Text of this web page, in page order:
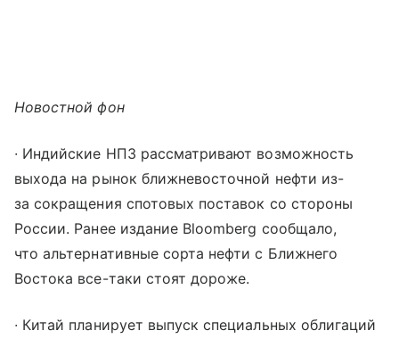
Новостной фон
∙ Индийские НПЗ рассматривают возможность
выхода на рынок ближневосточной нефти из-
за сокращения спотовых поставок со стороны
России. Ранее издание Bloomberg сообщало,
что альтернативные сорта нефти с Ближнего
Востока все-таки стоят дороже.
∙ Китай планирует выпуск специальных облигаций